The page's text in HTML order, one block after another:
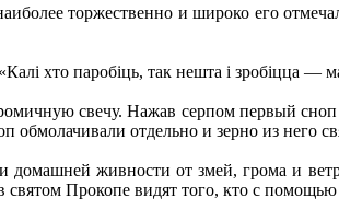
торжественно и широко его
хто паробіць, так нешта і зробіцца —
свечу. Нажав серпом первый
обмолачивали отдельно и зерно из него
домашней живности от змей, грома и
Прокопе видят того, кто с